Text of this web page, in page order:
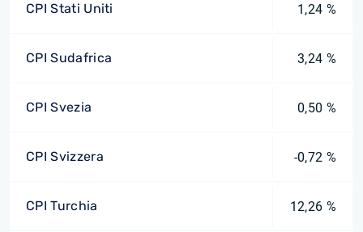
CPI Stati Uniti 1,24 %
CPI Sudafrica 3,24 %
CPI Svezia 0,50 %
CPI Svizzera -0,72 %
CPI Turchia 12,26 %